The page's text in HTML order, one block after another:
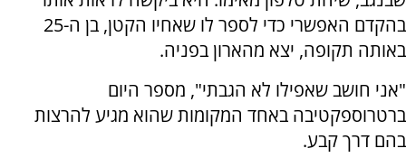
בהקדם האפשרי כדי לספר לו שאחיו הקטן, בן ה-25
באותה תקופה, יצא מהארון בפניה.
"אני חושב שאפילו לא הגבתי", מספר היום
ברטרוספקטיבה באחד המקומות שהוא מגיע להרצות
בהם דרך קבע.